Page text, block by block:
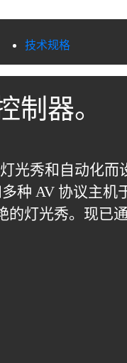
技术规格
制器。
光秀和自动化
种 AV 协议主
灯光秀。现已